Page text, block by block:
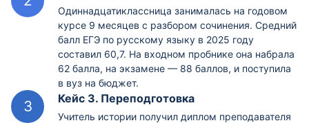
Одиннадцатиклассница занималась на годовом
курсе 9 месяцев с разбором сочинения. Средний
балл ЕГЭ по русскому языку в 2025 году
составил 60,7. На входном пробнике она набрала
62 балла, на экзамене — 88 баллов, и поступила
в вуз на бюджет.
Кейс 3. Переподготовка
Учитель истории получил диплом преподавателя